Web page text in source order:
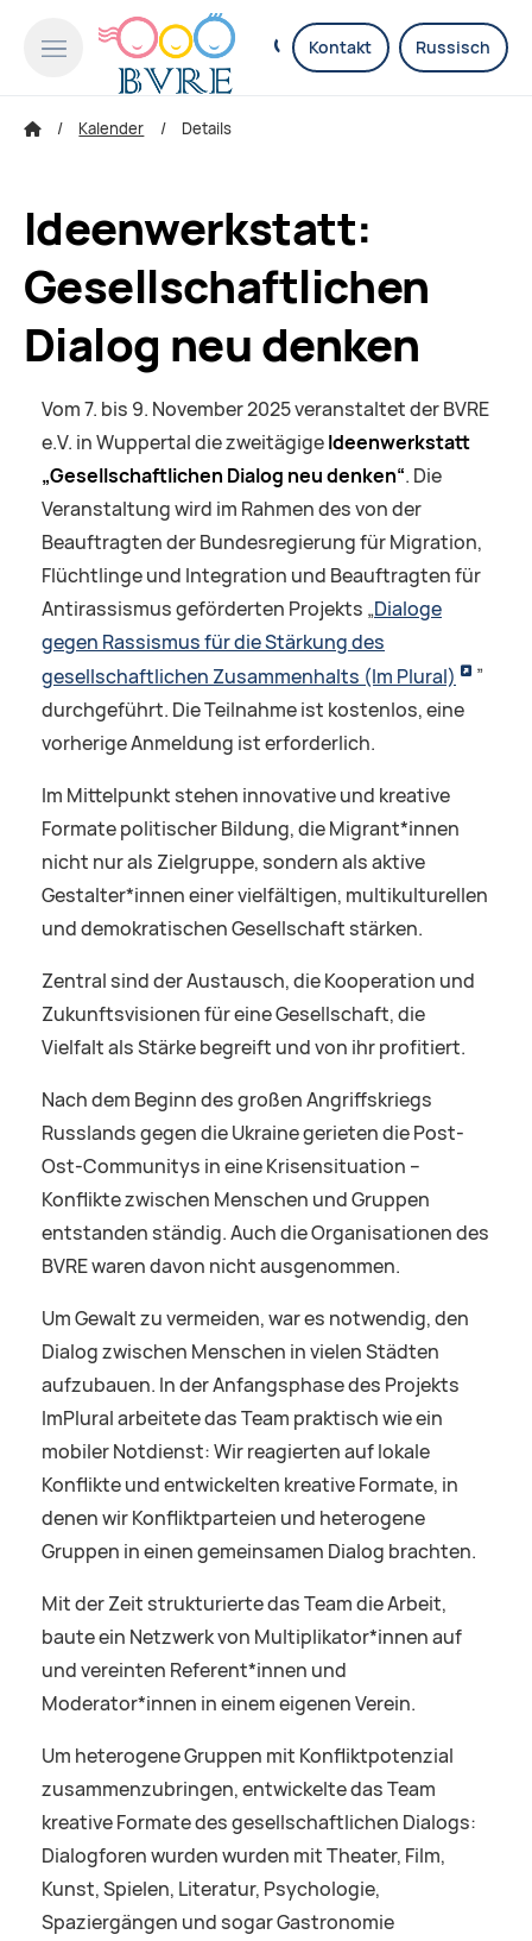
Kontakt Russisch
Kalender Details
Ideenwerkstatt:
Gesellschaftlichen
Dialog neu denken
Vom 7. bis 9. November 2025 veranstaltet der BVRE
e.V. in Wuppertal die zweitägigeIdeenwerkstatt
„Gesellschaftlichen Dialog neu denken“. Die
Veranstaltung wird im Rahmen des von der
Beauftragten der Bundesregierung für Migration,
Flüchtlinge und Integration und Beauftragten für
Antirassismus geförderten Projekts „Dialoge
gegen Rassismus für die Stärkung des
gesellschaftlichen Zusammenhalts (Im Plural)
”
durchgeführt. Die Teilnahme ist kostenlos, eine
vorherige Anmeldung ist erforderlich.
Im Mittelpunkt stehen innovative und kreative
Formate politischer Bildung, die Migrant*innen
nicht nur als Zielgruppe, sondern als aktive
Gestalter*innen einer vielfältigen, multikulturellen
und demokratischen Gesellschaft stärken.
Zentral sind der Austausch, die Kooperation und
Zukunftsvisionen für eine Gesellschaft, die
Vielfalt als Stärke begreift und von ihr profitiert.
Nach dem Beginn des großen Angriffskriegs
Russlands gegen die Ukraine gerieten die Post-
Ost-Communitys in eine Krisensituation –
Konflikte zwischen Menschen und Gruppen
entstanden ständig. Auch die Organisationen des
BVRE waren davon nicht ausgenommen.
Um Gewalt zu vermeiden, war es notwendig, den
Dialog zwischen Menschen in vielen Städten
aufzubauen. In der Anfangsphase des Projekts
ImPlural arbeitete das Team praktisch wie ein
mobiler Notdienst: Wir reagierten auf lokale
Konflikte und entwickelten kreative Formate, in
denen wir Konfliktparteien und heterogene
Gruppen in einen gemeinsamen Dialog brachten.
Mit der Zeit strukturierte das Team die Arbeit,
baute ein Netzwerk von Multiplikator*innen auf
und vereinten Referent*innen und
Moderator*innen in einem eigenen Verein.
Um heterogene Gruppen mit Konfliktpotenzial
zusammenzubringen, entwickelte das Team
kreative Formate des gesellschaftlichen Dialogs:
Dialogforen wurden wurden mit Theater, Film,
Kunst, Spielen, Literatur, Psychologie,
Spaziergängen und sogar Gastronomie